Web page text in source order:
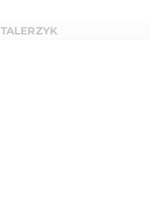
TALERZYK